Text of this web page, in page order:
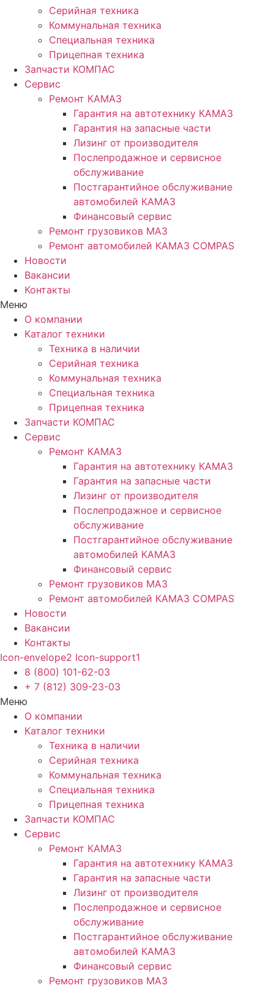
Серийная техника
Коммунальная техника
Специальная техника
Прицепная техника
Запчасти КОМПАС
Сервис
Ремонт КАМАЗ
Гарантия на автотехнику КАМАЗ
Гарантия на запасные части
Лизинг от производителя
Послепродажное и сервисное
обслуживание
Постгарантийное обслуживание
автомобилей КАМАЗ
Финансовый сервис
Ремонт грузовиков МАЗ
Ремонт автомобилей КАМАЗ COMPAS
Новости
Вакансии
Контакты
Меню
О компании
Каталог техники
Техника в наличии
Серийная техника
Коммунальная техника
Специальная техника
Прицепная техника
Запчасти КОМПАС
Сервис
Ремонт КАМАЗ
Гарантия на автотехнику КАМАЗ
Гарантия на запасные части
Лизинг от производителя
Послепродажное и сервисное
обслуживание
Постгарантийное обслуживание
автомобилей КАМАЗ
Финансовый сервис
Ремонт грузовиков МАЗ
Ремонт автомобилей КАМАЗ COMPAS
Новости
Вакансии
Контакты
Icon-envelope2 Icon-support1
8 (800) 101-62-03
+ 7 (812) 309-23-03
Меню
О компании
Каталог техники
Техника в наличии
Серийная техника
Коммунальная техника
Специальная техника
Прицепная техника
Запчасти КОМПАС
Сервис
Ремонт КАМАЗ
Гарантия на автотехнику КАМАЗ
Гарантия на запасные части
Лизинг от производителя
Послепродажное и сервисное
обслуживание
Постгарантийное обслуживание
автомобилей КАМАЗ
Финансовый сервис
Ремонт грузовиков МАЗ